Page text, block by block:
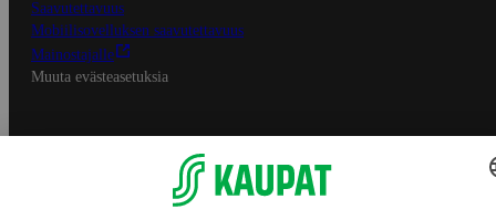
Saavutettavuus
Mobiilisovelluksen saavutettavuus
Mainostajalle
Muuta evästeasetuksia
S-ryhmän palvelut